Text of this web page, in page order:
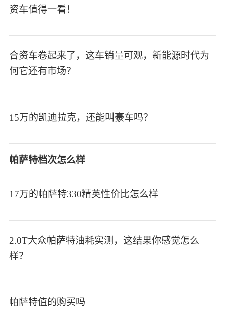
资车值得一看！
合资车卷起来了，这车销量可观，新能源时代为
何它还有市场？
15万的凯迪拉克，还能叫豪车吗？
帕萨特档次怎么样
17万的帕萨特330精英性价比怎么样
2.0T大众帕萨特油耗实测，这结果你感觉怎么
样？
帕萨特值的购买吗